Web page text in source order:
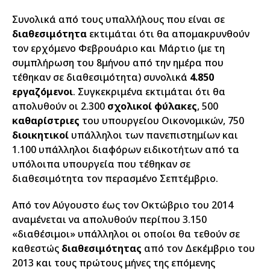
Συνολικά από τους υπαλλήλους που είναι σε
διαθεσιμότητα εκτιμάται ότι θα απομακρυνθούν
τον ερχόμενο Φεβρουάριο και Μάρτιο (με τη
συμπλήρωση του 8μήνου από την ημέρα που
τέθηκαν σε διαθεσιμότητα) συνολικά 4.850
εργαζόμενοι. Συγκεκριμένα εκτιμάται ότι θα
απολυθούν οι 2.300 σχολικοί φύλακες, 500
καθαρίστριες του υπουργείου Οικονομικών, 750
διοικητικοί υπάλληλοι των πανεπιστημίων και
1.100 υπάλληλοι διαφόρων ειδικοτήτων από τα
υπόλοιπα υπουργεία που τέθηκαν σε
διαθεσιμότητα τον περασμένο Σεπτέμβριο.
Από τον Αύγουστο έως τον Οκτώβριο του 2014
αναμένεται να απολυθούν περίπου 3.150
«διαθέσιμοι» υπάλληλοι οι οποίοι θα τεθούν σε
καθεστώς διαθεσιμότητας από τον Δεκέμβριο του
2013 και τους πρώτους μήνες της επόμενης